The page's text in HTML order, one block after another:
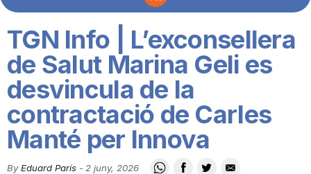
C
TGN Info | L’exconsellera
de Salut Marina Geli es
desvincula de la
contractació de Carles
Manté per Innova
By Eduard París - 2 juny, 2026